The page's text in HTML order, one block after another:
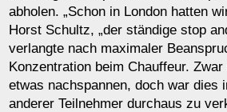
abholen. „Schon in London hatten
Horst Schultz, „der ständige stop
verlangte nach maximaler
Konzentration beim Chauffeur.
etwas nachspannen, doch war dies
anderer Teilnehmer durchaus zu